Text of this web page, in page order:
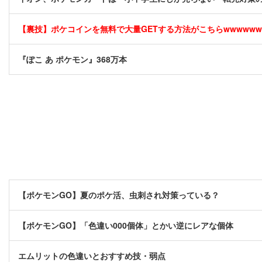
【裏技】ポケコインを無料で大量GETする方法がこちら
『ぽこ あ ポケモン』368万本
【ポケモンGO】夏のポケ活、虫刺され対策っている？
【ポケモンGO】「色違い000個体」とかい逆にレアな個体
エムリットの色違いとおすすめ技・弱点